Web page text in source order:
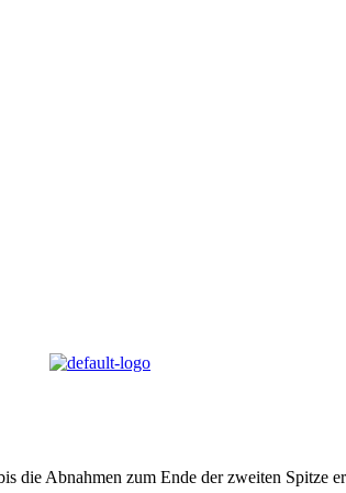
die Abnahmen zum Ende der zweiten Spitze